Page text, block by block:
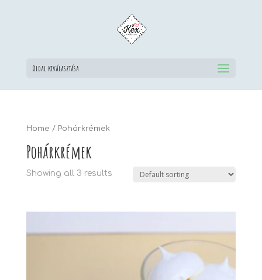
Oldal kiválasztása
Home / Pohárkrémek
Pohárkrémek
Showing all 3 results